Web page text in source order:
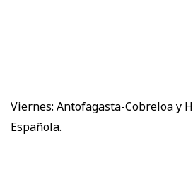
Viernes: Antofagasta-Cobreloa y
Española.